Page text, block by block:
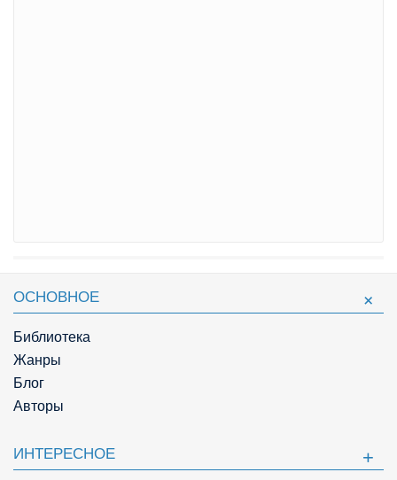
ОСНОВНОЕ
Библиотека
Жанры
Блог
Авторы
ИНТЕРЕСНОЕ